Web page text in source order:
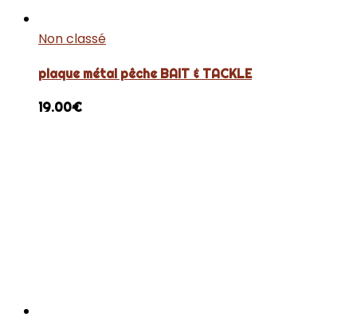
Non classé
plaque métal pêche BAIT & TACKLE
19.00€